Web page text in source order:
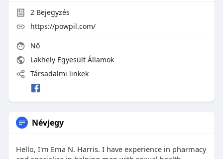
2Bejegyzés
https://powpil.com/
Nő
Lakhely Egyesült Államok
Társadalmi linkek
Névjegy
Hello, I'm Ema N. Harris. I have experience in pharmacy